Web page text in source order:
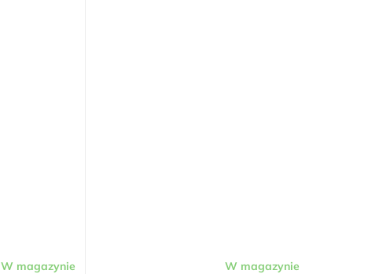
W magazynie W magazynie